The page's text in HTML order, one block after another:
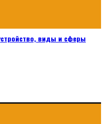
виды и сферы